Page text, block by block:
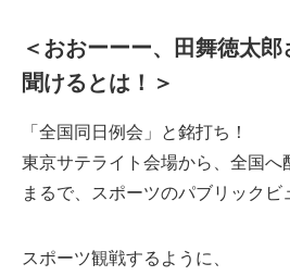
＜おおーーー、田舞徳太
聞けるとは！＞
「全国同日例会」と銘打ち！
東京サテライト会場から、全国へ
まるで、スポーツのパブリックビ
スポーツ観戦するように、